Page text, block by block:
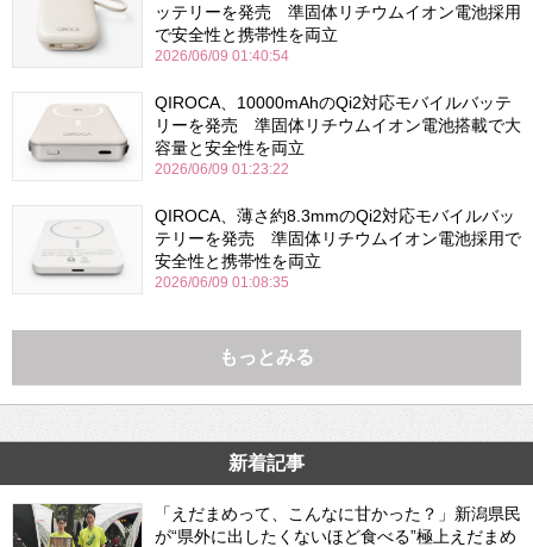
ッテリーを発売 準固体リチウムイオン電池採用
で安全性と携帯性を両立
2026/06/09 01:40:54
QIROCA、10000mAhのQi2対応モバイルバッテ
リーを発売 準固体リチウムイオン電池搭載で大
容量と安全性を両立
2026/06/09 01:23:22
QIROCA、薄さ約8.3mmのQi2対応モバイルバッ
テリーを発売 準固体リチウムイオン電池採用で
安全性と携帯性を両立
2026/06/09 01:08:35
もっとみる
新着記事
「えだまめって、こんなに甘かった？」新潟県民
が“県外に出したくないほど食べる”極上えだまめ